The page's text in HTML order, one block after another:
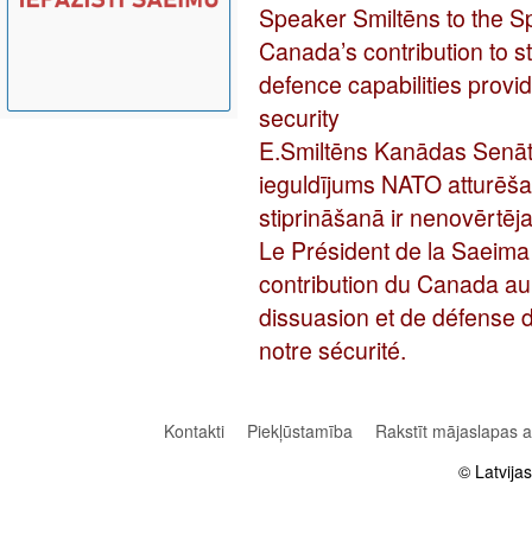
Speaker Smiltēns to the
Canada’s contribution to
defence capabilities
security
E.Smiltēns Kanādas
ieguldījums NATO
stiprināšanā ir
Le Président de la
contribution du Canada
dissuasion et de défense
notre sécurité.
Kontakti Piekļūstamība
Rakstīt mājaslapas
©